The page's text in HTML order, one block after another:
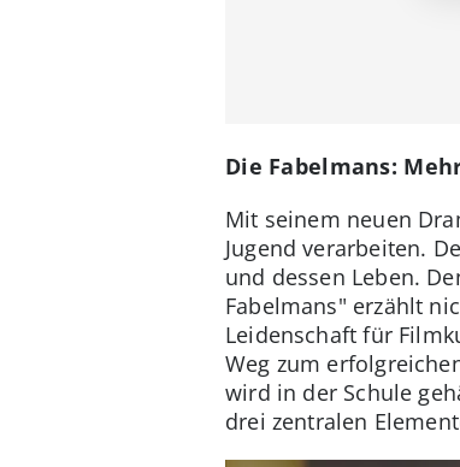
Die Fabelmans:
Mit seinem neuen
Jugend verarbeiten.
und dessen Leben.
Fabelmans" erzählt
Leidenschaft für
Weg zum
wird in der Schule
drei zentralen